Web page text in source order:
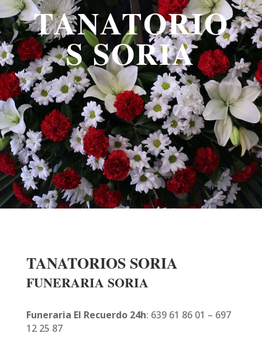
TANATORIO
S SORIA
TANATORIOS SORIA
FUNERARIA SORIA
Funeraria El Recuerdo 24h: 639 61 86 01 – 697
12 25 87